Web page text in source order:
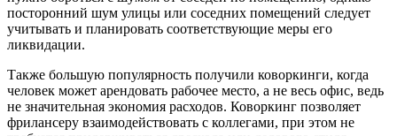
посторонний шум улицы или соседних помещений следует
учитывать и планировать соответствующие меры его
ликвидации.
Также большую популярность получили коворкинги, когда
человек может арендовать рабочее место, а не весь офис, ведь
не значительная экономия расходов. Коворкинг позволяет
фрилансеру взаимодействовать с коллегами, при этом не